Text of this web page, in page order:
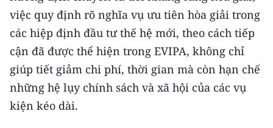
việc quy định rõ nghĩa vụ ưu tiên hòa giải trong
các hiệp định đầu tư thế hệ mới, theo cách tiếp
cận đã được thể hiện trong EVIPA, không chỉ
giúp tiết giảm chi phí, thời gian mà còn hạn chế
những hệ lụy chính sách và xã hội của các vụ
kiện kéo dài.